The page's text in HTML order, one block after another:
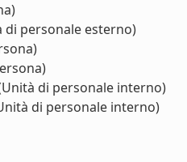
di personale esterno)
di personale interno)
di personale interno)